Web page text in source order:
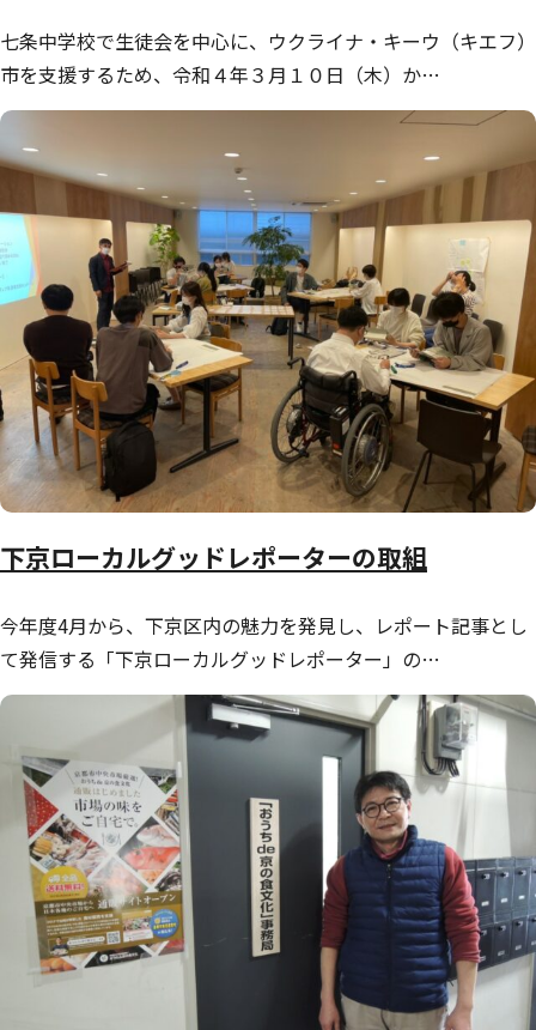
七条中学校で生徒会を中心に、ウクライナ・キーウ（キエフ）
市を支援するため、令和４年３月１０日（木）か…
下京ローカルグッドレポーターの取組
今年度4月から、下京区内の魅力を発見し、レポート記事とし
て発信する「下京ローカルグッドレポーター」の…